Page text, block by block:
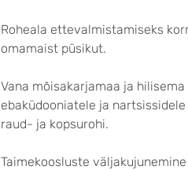
Roheala ettevalmistamiseks
omamaist püsikut.
Vana mõisakarjamaa ja
ebaküdooniatele ja
raud- ja kopsurohi.
Taimekoosluste